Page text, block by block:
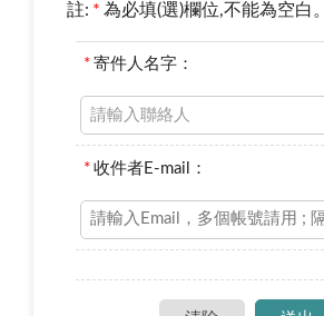
註: * 為必填(選)欄位,不能為空白。
* 寄件人名字：
* 收件者E-mail：